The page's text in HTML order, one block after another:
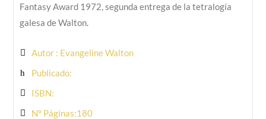
Fantasy Award 1972, segunda entrega de la tetralogía
galesa de Walton.
Autor : Evangeline Walton
Publicado:
ISBN:
Nº Páginas:180